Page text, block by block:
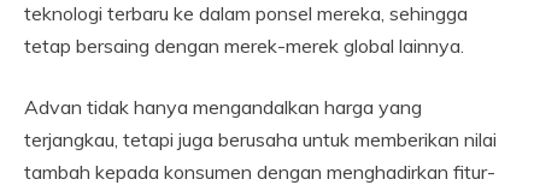
teknologi terbaru ke dalam ponsel mereka, sehingga
tetap bersaing dengan merek-merek global lainnya.
Advan tidak hanya mengandalkan harga yang
terjangkau, tetapi juga berusaha untuk memberikan nilai
tambah kepada konsumen dengan menghadirkan fitur-